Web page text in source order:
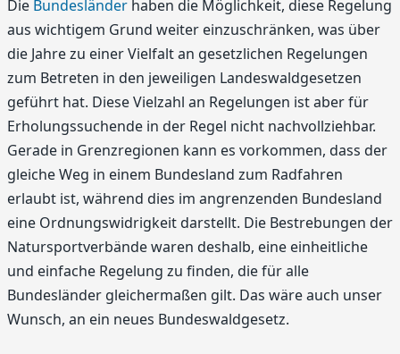
Die Bundesländer haben die Möglichkeit, diese Regelung
aus wichtigem Grund weiter einzuschränken, was über
die Jahre zu einer Vielfalt an gesetzlichen Regelungen
zum Betreten in den jeweiligen Landeswaldgesetzen
geführt hat. Diese Vielzahl an Regelungen ist aber für
Erholungssuchende in der Regel nicht nachvollziehbar.
Gerade in Grenzregionen kann es vorkommen, dass der
gleiche Weg in einem Bundesland zum Radfahren
erlaubt ist, während dies im angrenzenden Bundesland
eine Ordnungswidrigkeit darstellt. Die Bestrebungen der
Natursportverbände waren deshalb, eine einheitliche
und einfache Regelung zu finden, die für alle
Bundesländer gleichermaßen gilt. Das wäre auch unser
Wunsch, an ein neues Bundeswaldgesetz.